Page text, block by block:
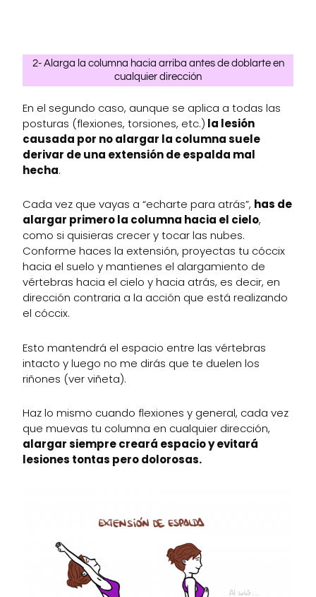
2- Alarga la columna hacia arriba antes de doblarte en
cualquier dirección
En el segundo caso, aunque se aplica a todas las
posturas (flexiones, torsiones, etc.) la lesión
causada por no alargar la columna suele
derivar de una extensión de espalda mal
hecha.
Cada vez que vayas a “echarte para atrás”, has de
alargar primero la columna hacia el cielo,
como si quisieras crecer y tocar las nubes.
Conforme haces la extensión, proyectas tu cóccix
hacia el suelo y mantienes el alargamiento de
vértebras hacia el cielo y hacia atrás, es decir, en
dirección contraria a la acción que está realizando
el cóccix.
Esto mantendrá el espacio entre las vértebras
intacto y luego no me dirás que te duelen los
riñones (ver viñeta).
Haz lo mismo cuando flexiones y general, cada vez
que muevas tu columna en cualquier dirección,
alargar siempre creará espacio y evitará
lesiones tontas pero dolorosas.